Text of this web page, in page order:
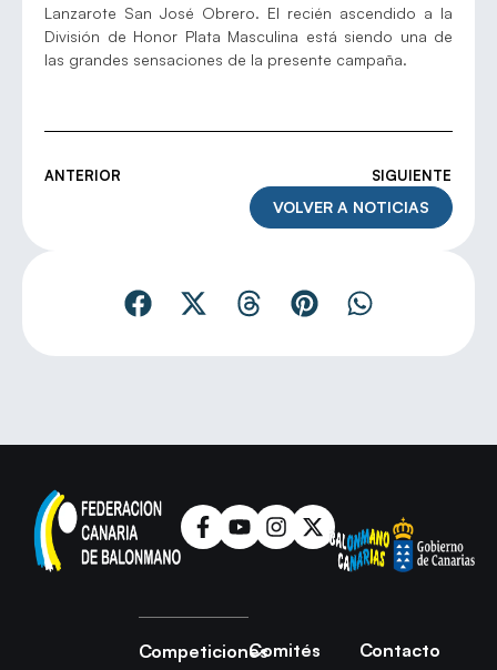
Lanzarote San José Obrero. El recién ascendido a la
División de Honor Plata Masculina está siendo una de
las grandes sensaciones de la presente campaña.
ANTERIOR SIGUIENTE
VOLVER A NOTICIAS
CompeticionesComités
Contacto